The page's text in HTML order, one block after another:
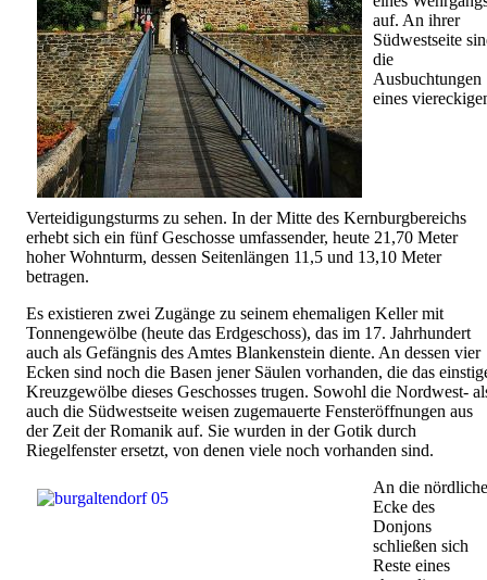
auf. An ihrer
Südwestseite
die
Ausbuchtungen
eines
Verteidigungsturms zu sehen. In der Mitte des Kernburgbereichs
erhebt sich ein fünf Geschosse umfassender, heute 21,70 Meter
hoher Wohnturm, dessen Seitenlängen 11,5 und 13,10 Meter
betragen.
Es existieren zwei Zugänge zu seinem ehemaligen Keller mit
Tonnengewölbe (heute das Erdgeschoss), das im 17. Jahrhundert
auch als Gefängnis des Amtes Blankenstein diente. An dessen vier
Ecken sind noch die Basen jener Säulen vorhanden, die das
Kreuzgewölbe dieses Geschosses trugen. Sowohl die Nordwest-
auch die Südwestseite weisen zugemauerte Fensteröffnungen aus
der Zeit der Romanik auf. Sie wurden in der Gotik durch
Riegelfenster ersetzt, von denen viele noch vorhanden sind.
An die nördliche
Ecke des
Donjons
schließen sich
Reste eines